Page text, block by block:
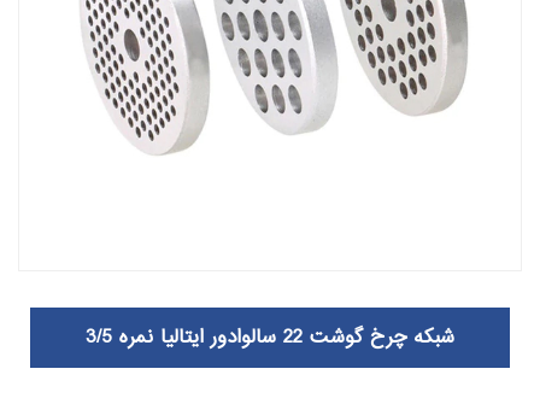
شبکه چرخ گوشت 22 سالوادور ایتالیا نمره 3/5